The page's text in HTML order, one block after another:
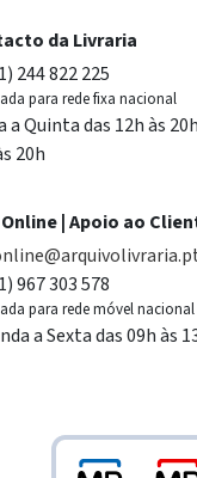
da Livraria
244 822 225
para rede fixa nacional
a Quinta das 12h às
20h
| Apoio ao
967 303 578
para rede móvel nacional
a Sexta das 09h às